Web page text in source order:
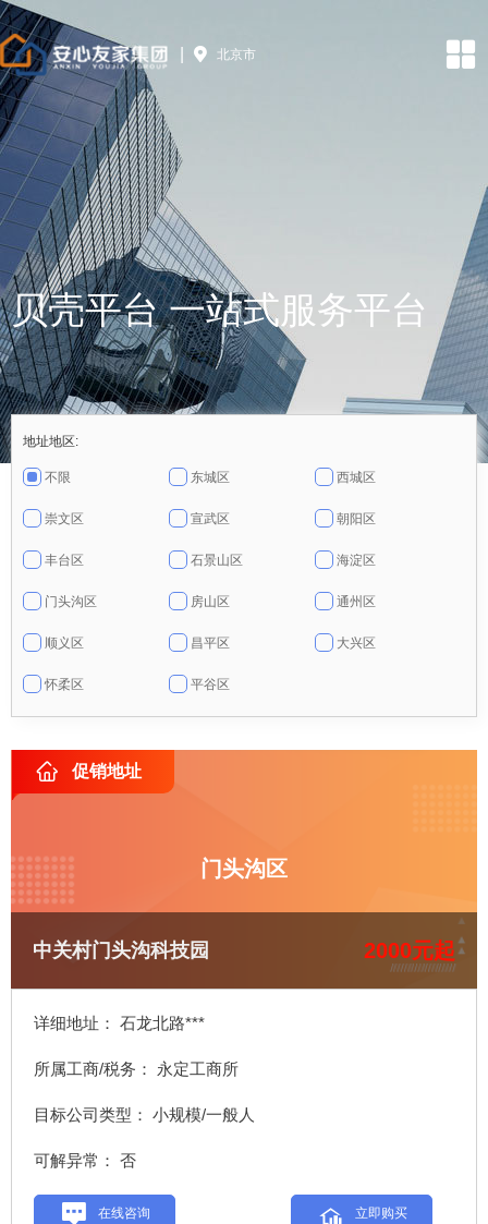
贝壳平台 一站式服务平台
地址地区:
不限 东城区 西城区
崇文区 宣武区 朝阳区
丰台区 石景山区 海淀区
门头沟区 房山区 通州区
顺义区 昌平区 大兴区
怀柔区 平谷区
促销地址
中关村门头沟科技园 2000元起
门头沟区
详细地址： 石龙北路***
所属工商/税务： 永定工商所
目标公司类型： 小规模/一般人
可解异常： 否
在线咨询 立即购买